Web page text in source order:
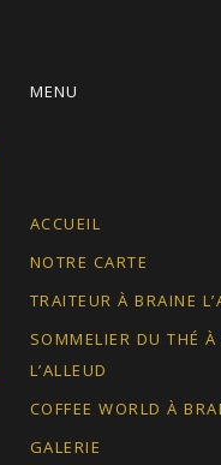
MENU
ACCUEIL
NOTRE CARTE
TRAITEUR À BRAINE
SOMMELIER DU THÉ À
L’ALLEUD
COFFEE WORLD À
GALERIE